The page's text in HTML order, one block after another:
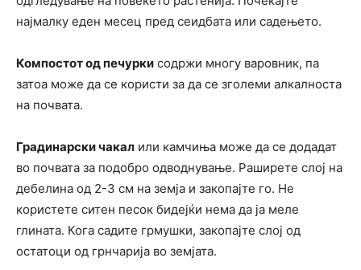
најмалку еден месец пред сеидбата или садењето.
Компостот од печурки содржи многу варовник, па
затоа може да се користи за да се зголеми алкалноста
на почвата.
Градинарски чакал или камчиња може да се додадат
во почвата за подобро одводнување. Раширете слој на
дебелина од 2-3 см на земја и закопајте го. Не
користете ситен песок бидејќи нема да ја меле
глината. Кога садите грмушки, закопајте слој од
остатоци од грнчарија во земјата.